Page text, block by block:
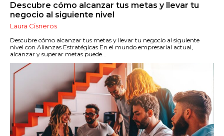
Descubre cómo alcanzar tus metas y llevar tu
negocio al siguiente nivel
Laura Cisneros
Descubre cómo alcanzar tus metas y llevar tu negocio al siguiente
nivel con Alianzas Estratégicas En el mundo empresarial actual,
alcanzar y superar metas puede...